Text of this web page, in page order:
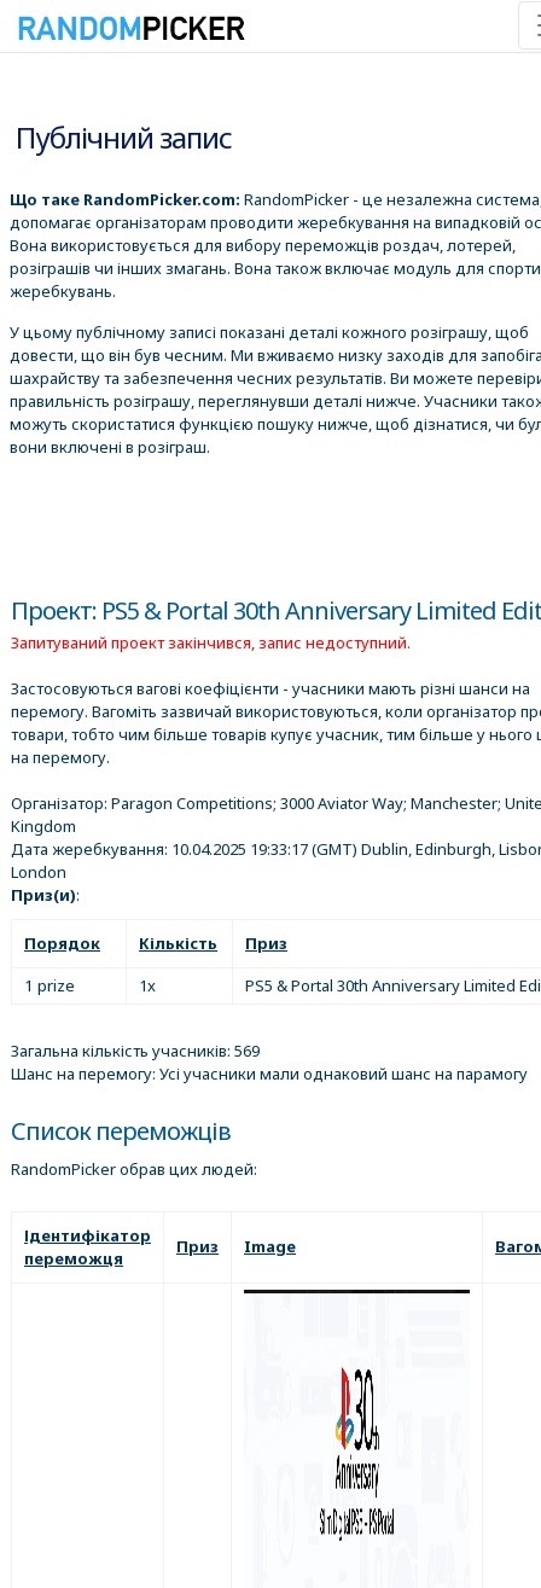
Публічний запис
Що таке RandomPicker.com: RandomPicker - це незалежна
допомагає організаторам проводити жеребкування на випадковій
Вона використовується для вибору переможців роздач, лотерей,
розіграшів чи інших змагань. Вона також включає модуль для
жеребкувань.
У цьому публічному записі показані деталі кожного розіграшу, щоб
довести, що він був чесним. Ми вживаємо низку заходів для
шахрайству та забезпечення чесних результатів. Ви можете
правильність розіграшу, переглянувши деталі нижче. Учасники
можуть скористатися функцією пошуку нижче, щоб дізнатися, чи
вони включені в розіграш.
Проект: PS5 & Portal 30th Anniversary Limited
Запитуваний проект закінчився, запис недоступний.
Застосовуються вагові коефіцієнти - учасники мають різні шанси на
перемогу. Вагоміть зазвичай використовуються, коли організатор
товари, тобто чим більше товарів купує учасник, тим більше у нього
на перемогу.
Організатор: Paragon Competitions; 3000 Aviator Way; Manchester;
Kingdom
Дата жеребкування: 10.04.2025 19:33:17(GMT) Dublin, Edinburgh,
London
Приз(и):
Порядок Кількість
Приз
1 prize
1x PS5 & Portal 30th Anniversary Limited
Загальна кількість учасників: 569
Шанс на перемогу: Усі учасники мали однаковий шанс на парамогу
Список переможців
RandomPicker обрав цих людей:
Ідентифікатор
переможця
Приз Image